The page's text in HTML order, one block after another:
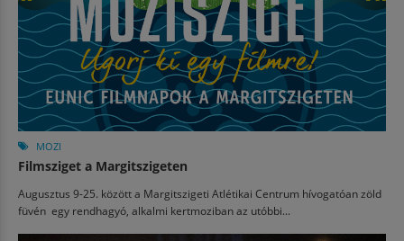
MOZI
Filmsziget a Margitszigeten
Augusztus 9-25. között a Margitszigeti Atlétikai Centrum hívogatóan zöld
füvén egy rendhagyó, alkalmi kertmoziban az utóbbi...